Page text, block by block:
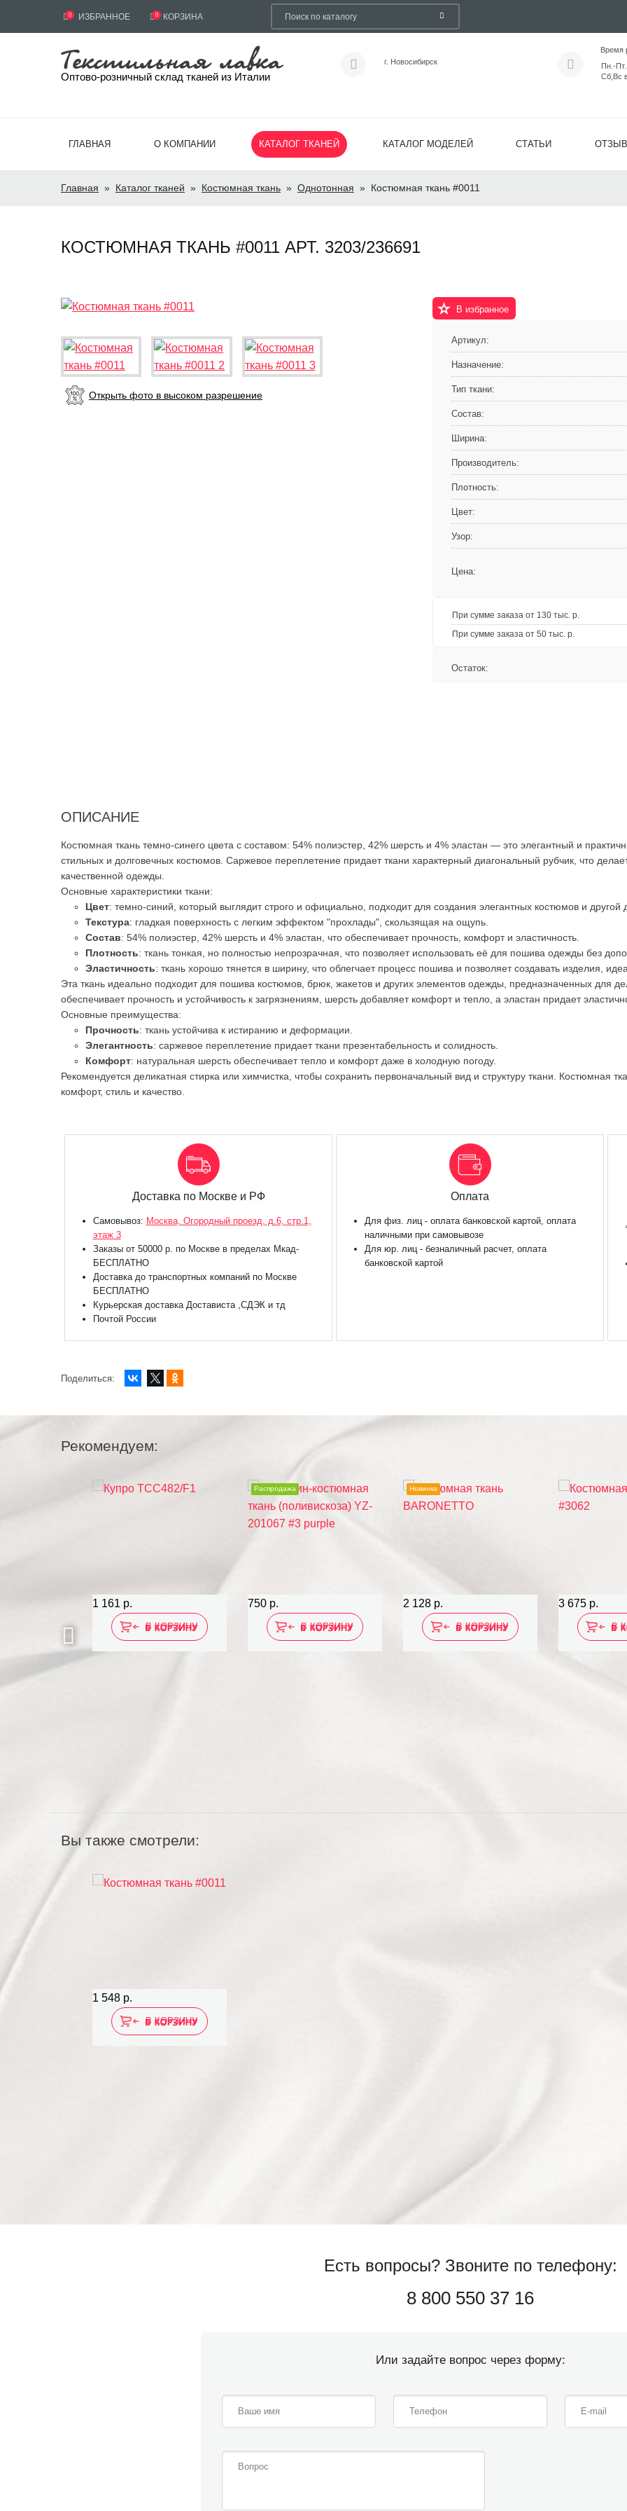
0 ИЗБРАННОЕ 0 КОРЗИНА
Оптово-розничный склад тканей из Италии
г. Новосибирск
Время
Пн.-
Сб,Вс
ГЛАВНАЯ О КОМПАНИИ КАТАЛОГ ТКАНЕЙ КАТАЛОГ МОДЕЛЕЙ СТАТЬИ
Главная » Каталог тканей » Костюмная ткань » Однотонная » Костюмная ткань #0011
КОСТЮМНАЯ ТКАНЬ #0011 АРТ. 3203/236691
Открыть фото в высоком разрешение
В избранное
Артикул:
Назначение:
Тип ткани:
Состав:
Ширина:
Производитель:
Плотность:
Цвет:
Узор:
Цена:
При сумме заказа от 130 тыс. р.
При сумме заказа от 50 тыс. р.
Остаток:
ОПИСАНИЕ
Костюмная ткань темно-синего цвета с составом: 54% полиэстер, 42% шерсть и 4% эластан — это элегантный и
стильных и долговечных костюмов. Саржевое переплетение придает ткани характерный диагональный рубчик, что
качественной одежды.
Основные характеристики ткани:
Цвет: темно-синий, который выглядит строго и официально, подходит для создания элегантных костюмов и другой
Текстура: гладкая поверхность с легким эффектом "прохлады", скользящая на ощупь.
Состав: 54% полиэстер, 42% шерсть и 4% эластан, что обеспечивает прочность, комфорт и эластичность.
Плотность: ткань тонкая, но полностью непрозрачная, что позволяет использовать её для пошива одежды без
Эластичность: ткань хорошо тянется в ширину, что облегчает процесс пошива и позволяет создавать изделия,
Эта ткань идеально подходит для пошива костюмов, брюк, жакетов и других элементов одежды, предназначенных для
обеспечивает прочность и устойчивость к загрязнениям, шерсть добавляет комфорт и тепло, а эластан придает
Основные преимущества:
Прочность: ткань устойчива к истиранию и деформации.
Элегантность: саржевое переплетение придает ткани презентабельность и солидность.
Комфорт: натуральная шерсть обеспечивает тепло и комфорт даже в холодную погоду.
Рекомендуется деликатная стирка или химчистка, чтобы сохранить первоначальный вид и структуру ткани. Костюмная
комфорт, стиль и качество.
Доставка по Москве и РФ
Самовывоз: Москва, Огородный проезд, д.6, стр.1,
этаж 3
Заказы от 50000 р. по Москве в пределах Мкад-
БЕСПЛАТНО
Доставка до транспортных компаний по Москве
БЕСПЛАТНО
Курьерская доставка Достависта ,СДЭК и тд
Почтой России
Оплата
Для физ. лиц - оплата банковской картой, оплата
наличными при самовывозе
Для юр. лиц - безналичный расчет, оплата
банковской картой
Поделиться:
Рекомендуем:
1 161 р.
В КОРЗИНУ
750 р.
Распродажа
В КОРЗИНУ
2 128 р.
Новинка
В КОРЗИНУ
3 675 р.
В
Вы также смотрели:
1 548 р.
В КОРЗИНУ
Есть вопросы?Звоните по телефону:
8 800 550 37 16
Или задайте вопрос через форму: